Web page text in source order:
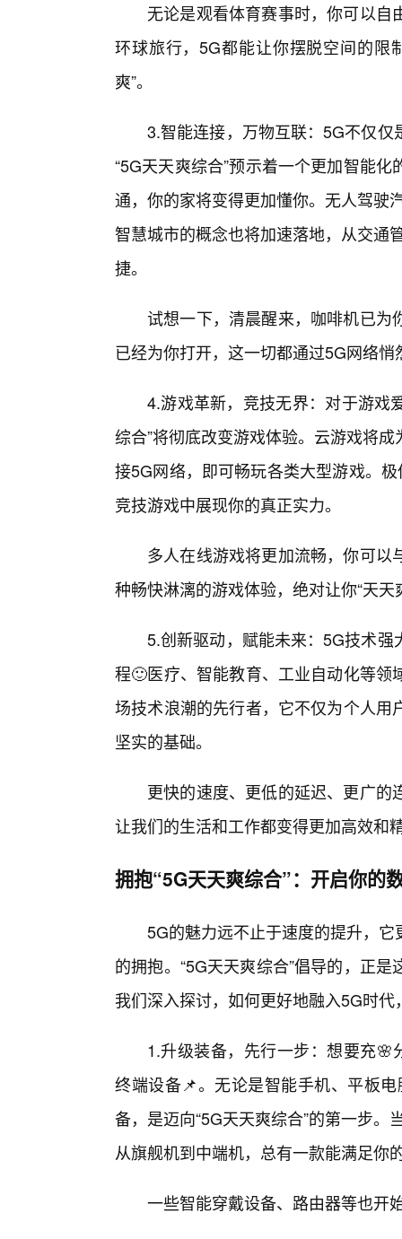
无论是观看体育赛事时，你可以
环球旅行，5G都能让你摆脱空间的限
爽”。
3.智能连接，万物互联：5G不仅
“5G天天爽综合”预示着一个更加智能
通，你的家将变得更加懂你。无人驾驶
智慧城市的概念也将加速落地，从交通
捷。
试想一下，清晨醒来，咖啡机已为
已经为你打开，这一切都通过5G网络
4.游戏革新，竞技无界：对于游戏
综合”将彻底改变游戏体验。云游戏将
接5G网络，即可畅玩各类大型游戏。
竞技游戏中展现你的真正实力。
多人在线游戏将更加流畅，你可
种畅快淋漓的游戏体验，绝对让你“天天
5.创新驱动，赋能未来：5G技术
程🙂医疗、智能教育、工业自动化等领
场技术浪潮的先行者，它不仅为个人
坚实的基础。
更快的速度、更低的延迟、更广
让我们的生活和工作都变得更加高效和
拥抱“5G天天爽综合”：开启你的
5G的魅力远不止于速度的提升，
的拥抱。“5G天天爽综合”倡导的，正
我们深入探讨，如何更好地融入5G时代
1.升级装备，先行一步：想要充
终端设备📌。无论是智能手机、平板
备，是迈向“5G天天爽综合”的第一步
从旗舰机到中端机，总有一款能满足你
一些智能穿戴设备、路由器等也开